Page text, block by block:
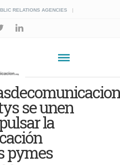
RELATIONS AGENCIES
se unen
la
pymes